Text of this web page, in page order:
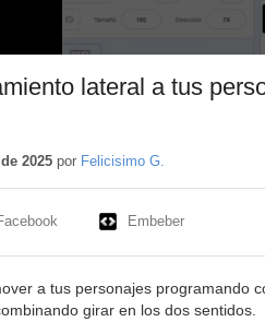
lateral a tus
2025por Felicisimo G.
Embeber
a tus personajes programando
girar en los dos sentidos.